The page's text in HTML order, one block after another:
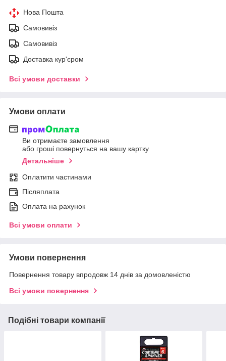
Нова Пошта
Самовивіз
Самовивіз
Доставка кур'єром
Всі умови доставки
Умови оплати
Ви отримаєте замовлення
або гроші повернуться на вашу картку
Детальніше
Оплатити частинами
Післяплата
Оплата на рахунок
Всі умови оплати
Умови повернення
Повернення товару впродовж 14 днів за домовленістю
Всі умови повернення
Подібні товари компанії